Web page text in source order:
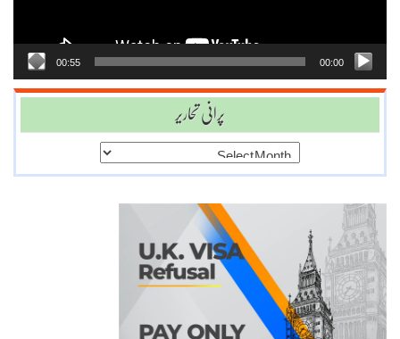
00:00
00:55
پرانی تحاریر